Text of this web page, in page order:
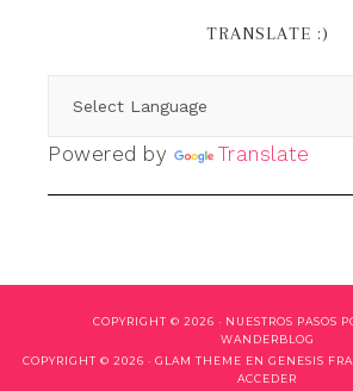
TRANSLATE :)
Powered by Translate
COPYRIGHT © 2026 · NUESTROS PASOS
WANDERBLOG
COPYRIGHT © 2026 · GLAM THEME EN GENESIS
ACCEDER